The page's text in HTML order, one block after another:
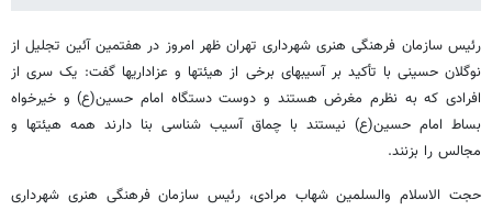
رئیس سازمان فرهنگی هنری شهرداری تهران ظهر امروز در هفتمین آئین تجلیل از
نوگلان حسینی با تأکید بر آسیبهای برخی از هیئتها و عزاداریها گفت: یک سری از
افرادی که به نظرم مغرض هستند و دوست دستگاه امام حسین(ع) و خیرخواه
بساط امام حسین(ع) نیستند با چماق آسیب شناسی بنا دارند همه هیئتها و
مجالس را بزنند.
حجت الاسلام والسلمین شهاب مرادی، رئیس سازمان فرهنگی هنری شهرداری